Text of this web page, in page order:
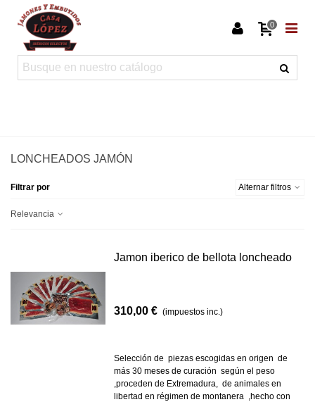
0
LONCHEADOS JAMÓN
Filtrar por Alternar filtros
Relevancia
Jamon iberico de bellota loncheado
310,00 € (impuestos inc.)
Selección de piezas escogidas en origen de
más 30 meses de curación según el peso
,proceden de Extremadura, de animales en
libertad en régimen de montanera ,hecho con